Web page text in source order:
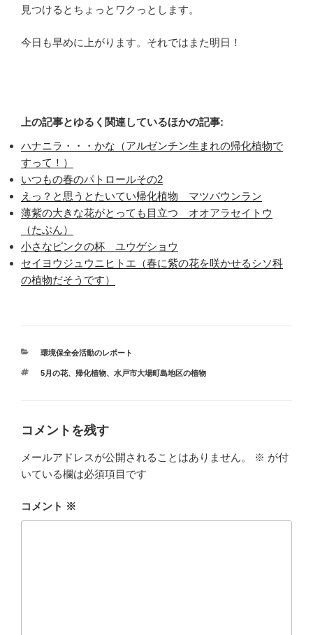
見つけるとちょっとワクっとします。
今日も早めに上がります。それではまた明日！
上の記事とゆるく関連しているほかの記事:
ハナニラ・・・かな（アルゼンチン生まれの帰化植物で
すって！）
いつもの春のパトロールその2
えっ？と思うとたいてい帰化植物 マツバウンラン
薄紫の大きな花がとっても目立つ オオアラセイトウ
（たぶん）
小さなピンクの杯 ユウゲショウ
セイヨウジュウニヒトエ（春に紫の花を咲かせるシソ科
の植物だそうです）
カ
ゴ
環境保全会活動のレポート
タ
5月の花、 帰化植物、 水戸市大場町島地区の植物
コメントを残す
メールアドレスが公開されることはありません。 ※ が付
いている欄は必須項目です
コメント ※